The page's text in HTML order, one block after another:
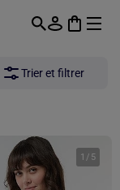
Trier et filtrer
1 / 5